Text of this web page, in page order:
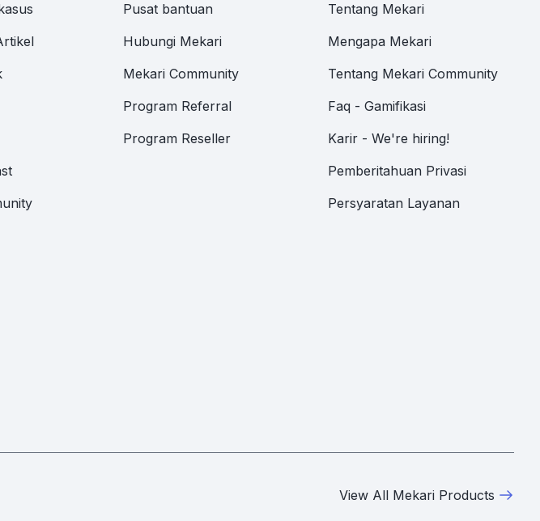
Pusat bantuan
Hubungi Mekari
Mekari Community
Program Referral
Program Reseller
Tentang Mekari
Mengapa Mekari
Tentang Mekari Community
Faq - Gamifikasi
Karir - We're hiring!
Pemberitahuan Privasi
Persyaratan Layanan
View All Mekari Products